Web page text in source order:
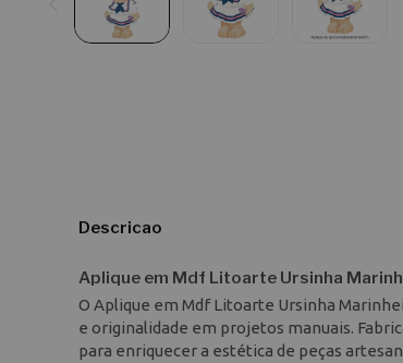
Descricao
Aplique em Mdf Litoarte Ursinha
O Aplique em Mdf Litoarte Ursinha
e originalidade em projetos manuais.
para enriquecer a estética de peças